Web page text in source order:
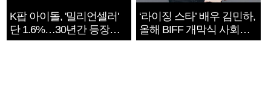
K팝 아이돌, '밀리언셀러'
단 1.6%…30년간 등장
1182개팀 전수조사
‘라이징 스타’ 배우 김민하,
올해 BIFF 개막식 사회자
확정